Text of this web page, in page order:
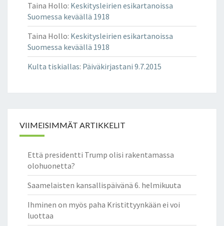
Taina Hollo: Keskitysleirien esikartanoissa
Suomessa keväällä 1918
Taina Hollo: Keskitysleirien esikartanoissa
Suomessa keväällä 1918
Kulta tiskiallas: Päiväkirjastani 9.7.2015
VIIMEISIMMÄT ARTIKKELIT
Että presidentti Trump olisi rakentamassa
olohuonetta?
Saamelaisten kansallispäivänä 6. helmikuuta
Ihminen on myös paha Kristittyynkään ei voi
luottaa